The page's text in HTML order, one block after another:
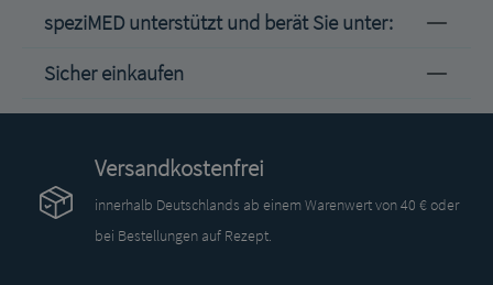
speziMED unterstützt und berät Sie unter:
Sicher einkaufen
Versandkostenfrei
innerhalb Deutschlands ab einem Warenwert von 40 € oder
bei Bestellungen auf Rezept.